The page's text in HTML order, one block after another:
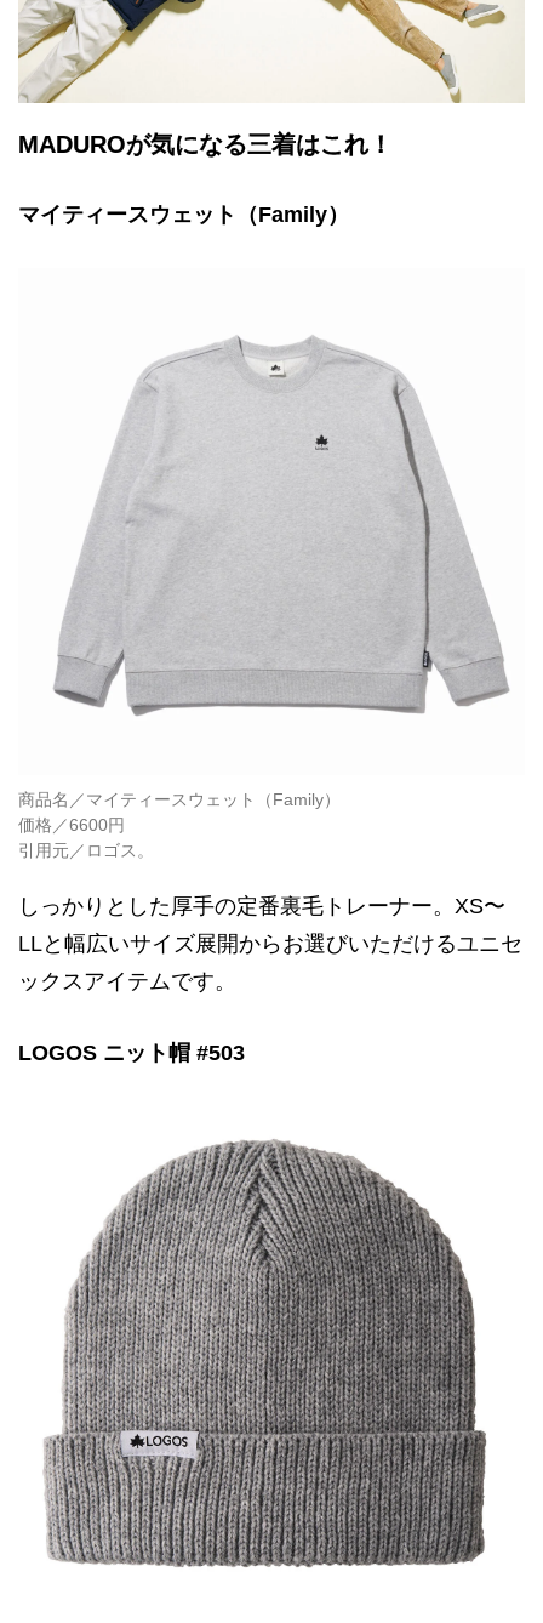
MADUROが気になる三着はこれ！
マイティースウェット（Family）
商品名／マイティースウェット（Family）
価格／6600円
引用元／ロゴス。
しっかりとした厚手の定番裏毛トレーナー。XS〜
LLと幅広いサイズ展開からお選びいただけるユニセ
ックスアイテムです。
LOGOS ニット帽 #503